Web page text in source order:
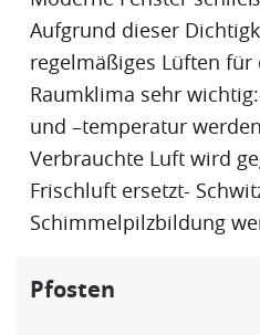
Aufgrund dieser
regelmäßiges Lüften für
Raumklima sehr
und –temperatur
Verbrauchte Luft wird
Frischluft ersetzt-
Schimmelpilzbildung
Pfosten